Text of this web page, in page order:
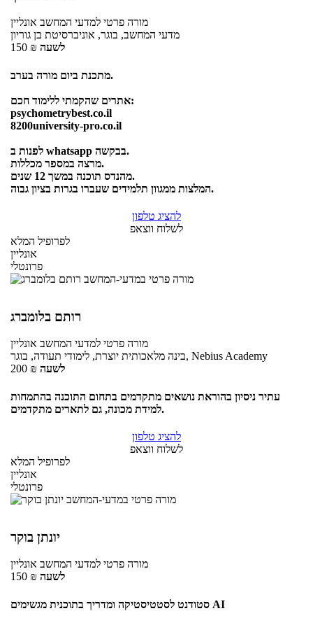
מורה פרטי למדעי המחשב אונליין
מדעי המחשב, בוגר, אוניברסיטת בן גוריון
150 ₪ לשעה
מתכנת ביום מורה בערב.
אתרים שהקמתי ללימוד חכם:
psychometrybest.co.il
8200university-pro.co.il
לפנות ב whatsapp בבקשה.
מרצה במספר מכללות.
מהנדס תוכנה במשך 12 שנים.
המלצות ממגוון תלמידים שעברו בגרות בציון גבוה.
להציג טלפון
לשלוח ווצאפ
לפרופיל המלא
אונליין
פרונטלי
רותם בלומברג
מורה פרטי למדעי המחשב אונליין
בינה מלאכותית יוצרת, לימודי תעודה, בוגר, Nebius Academy
200 ₪ לשעה
עתיר ניסיון בהוראת נושאים מתקדמים בתחום התוכנה בהתמחות
למידת מכונה, גם לתארים מתקדמים.
להציג טלפון
לשלוח ווצאפ
לפרופיל המלא
אונליין
פרונטלי
יונתן בוקר
מורה פרטי למדעי המחשב אונליין
150 ₪ לשעה
סטודנט לסטטיסטיקה ומדריך בתוכנית מגשימים AI